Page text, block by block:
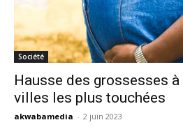
Société
Hausse des grossesses à
villes les plus touchées
akwabamedia - 2 juin 2023